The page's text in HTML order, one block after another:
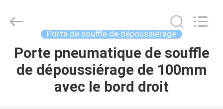
WOODOO
TRADE
Reserved.
Porte de souffle de dépoussiérage
Porte pneumatique de souffle
de dépoussiérage de 100mm
avec le bord droit